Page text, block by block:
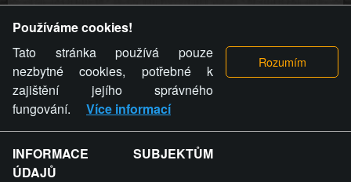
videa a komentáře. Osoba, které se toto opatření provozovatele
stránky týče, ani osoba, která umístila fotografii nebo video na
stránku, nemůže z důvodu odstranění fotografie, videa nebo
komentáře pro výše uvedenou okolnost uplatnit vůči
provozovateli stránky žádný nárok na náhradu škody nebo
nemajetkové újmy.
ZVRÁCENÝ.CZ - Svět není zvrácenej. To jen
Používáme cookies!
Tato stránka používá pouze
nezbytné cookies, potřebné k
zajištění jejího správného
fungování.
Více informací
INFORMACE SUBJEKTŮM
ÚDAJŮ